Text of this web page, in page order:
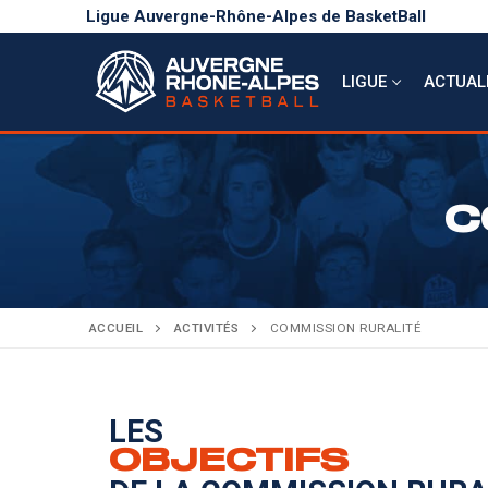
Ligue Auvergne-Rhône-Alpes de BasketBall
LIGUE
LIGUE
Présentation
Bureau directeur
ACTUALITÉS
COMPÉTITIONS
ANNONCES
ACCUEIL ACTIVITÉS COMMISSION RURALITÉ
LES
OBJECTIFS